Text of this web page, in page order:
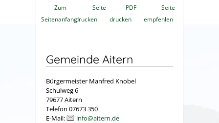
Zum
Seitenanfang
Seite
drucken
PDF
drucken
Seite
empfehlen
Gemeinde Aitern
Bürgermeister Manfred Knobel
Schulweg 6
79677 Aitern
Telefon 07673 350
E-Mail:
info@aitern.de